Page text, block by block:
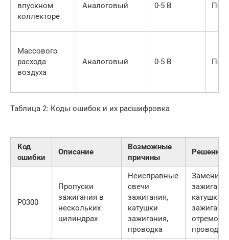
впускном
коллекторе
Аналоговый 0-5 В
Массового
расхода
воздуха
Аналоговый 0-5 В
Таблица 2: Коды ошибок и их расшифровка
Код
ошибки
Описание
Возможные
причины
Решение
P0300
Пропуски
зажигания в
нескольких
цилиндрах
Неисправные
свечи
зажигания,
катушки
зажигания,
проводка
Заменить
катушки
проводку